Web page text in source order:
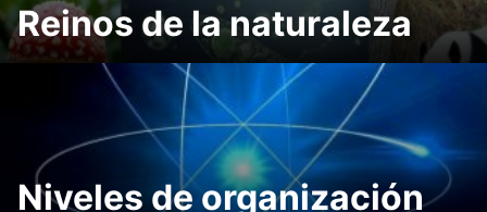
Reinos de la naturaleza
Niveles de organización